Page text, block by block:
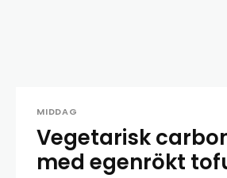
MIDDAG
Vegetarisk
med egenrökt